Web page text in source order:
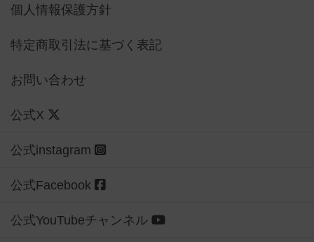
個人情報保護方針
特定商取引法に基づく表記
お問い合わせ
公式X
公式instagram
公式Facebook
公式YouTubeチャンネル